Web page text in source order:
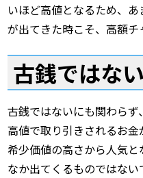
いほど高値となるため、
が出てきた時こそ、高額チ
古銭ではな
古銭ではないにも関わらず、
高値で取り引きされるお金
希少価値の高さから人気
なか出てくるものではな